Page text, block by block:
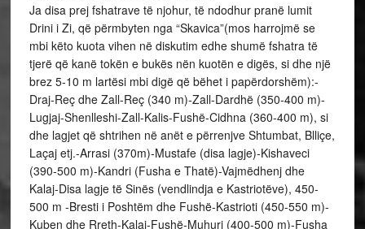
Ja disa prej fshatrave të njohur, të ndodhur pranë lumit
Drini i Zi, që përmbyten nga “Skavica”(mos harrojmë se
mbi këto kuota vihen në diskutim edhe shumë fshatra të
tjerë që kanë tokën e bukës nën kuotën e digës, si dhe një
brez 5-10 m lartësi mbi digë që bëhet i papërdorshëm):-
Draj-Reç dhe Zall-Reç (340 m)-Zall-Dardhë (350-400 m)-
Lugjaj-Shenlleshi-Zall-Kalis-Fushë-Cidhna (360-400 m), si
dhe lagjet që shtrihen në anët e përrenjve Shtumbat, Blliçe,
Laçaj etj.-Arrasi (370m)-Mustafe (disa lagje)-Kishaveci
(390-500 m)-Kandri (Fusha e Thatë)-Vajmëdhenj dhe
Kalaj-Disa lagje të Sinës (vendlindja e Kastriotëve), 450-
500 m -Bresti i Poshtëm dhe Fushë-Kastrioti (450-550 m)-
Kuben dhe Rreth-Kalaj-Fushë-Muhuri (400-500 m)-Fusha